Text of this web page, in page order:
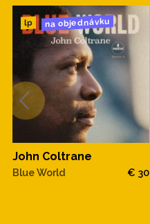
lp na objednávku
John Coltrane
Blue World € 30